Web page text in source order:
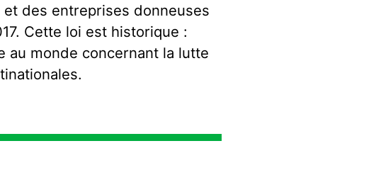
des entreprises donneuses
Cette loi est historique :
au monde concernant la lutte